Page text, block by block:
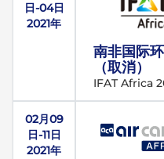
日-04日
2021年
南非国际
（取消）
IFAT Africa
02月09
日-11日
2021年